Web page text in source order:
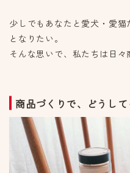
少しでもあなたと愛犬・愛
となりたい。
そんな思いで、私たちは日々
商品づくりで、どうし